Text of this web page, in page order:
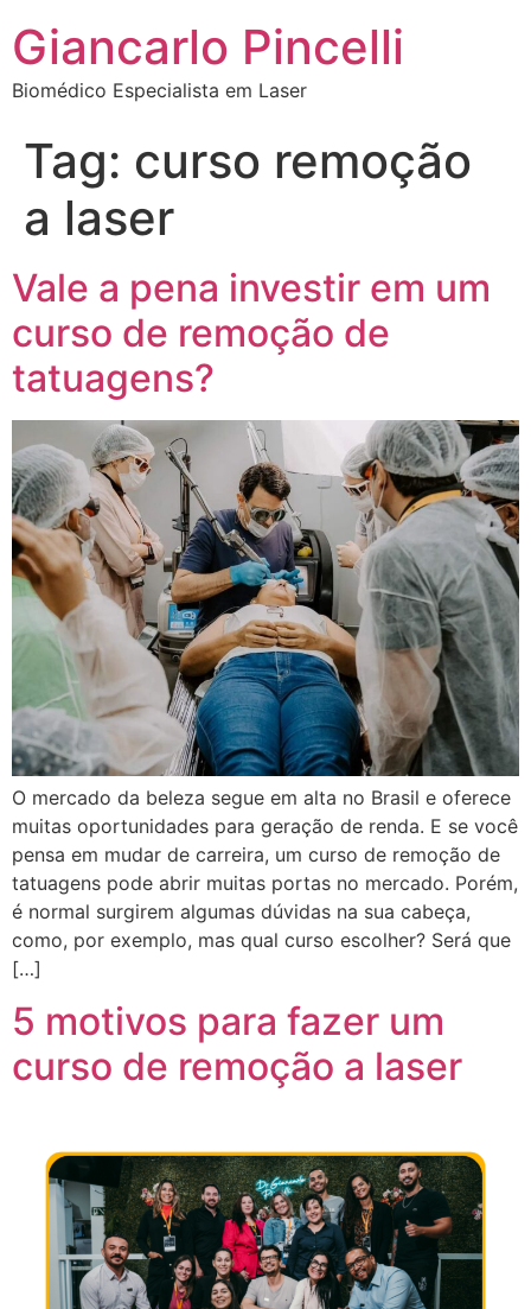
Giancarlo Pincelli
Biomédico Especialista em Laser
Tag: curso remoção
a laser
Vale a pena investir em um
curso de remoção de
tatuagens?
O mercado da beleza segue em alta no Brasil e oferece
muitas oportunidades para geração de renda. E se você
pensa em mudar de carreira, um curso de remoção de
tatuagens pode abrir muitas portas no mercado. Porém,
é normal surgirem algumas dúvidas na sua cabeça,
como, por exemplo, mas qual curso escolher? Será que
[…]
5 motivos para fazer um
curso de remoção a laser